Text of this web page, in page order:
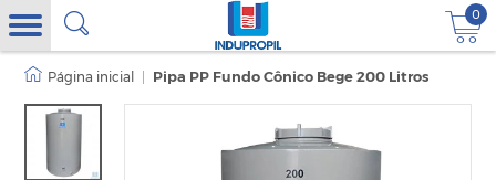
0
Pipa PP Fundo Cônico Bege 200 Litros